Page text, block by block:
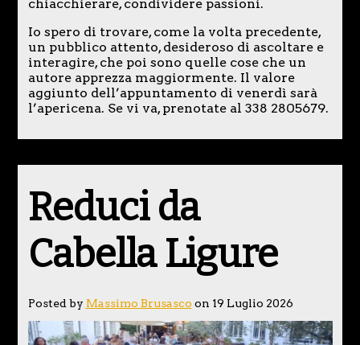
chiacchierare, condividere passioni.
Io spero di trovare, come la volta precedente,
un pubblico attento, desideroso di ascoltare e
interagire, che poi sono quelle cose che un
autore apprezza maggiormente. Il valore
aggiunto dell’appuntamento di venerdì sarà
l’apericena. Se vi va, prenotate al 338 2805679.
Reduci da
Cabella Ligure
Posted by Massimo Brusasco on 19 Luglio 2026